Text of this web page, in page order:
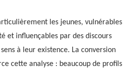
les jeunes, vulnérables
et influençables par des discours
à leur existence. La conversion
cette analyse : beaucoup de profils